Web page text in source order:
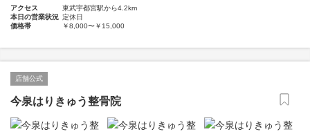
アクセス
東武宇都宮駅から4.2km
本日の営業状況 定休日
価格帯
￥8,000〜￥15,000
店舗公式
今泉はりきゅう整骨院